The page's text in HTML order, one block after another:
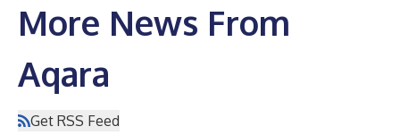
More News From
Aqara
Get RSS Feed